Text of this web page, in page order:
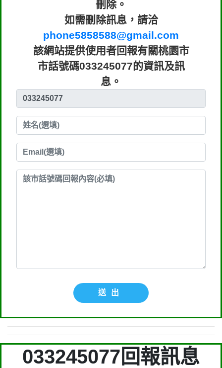
刪除。
如需刪除訊息，請洽
phone5858588@gmail.com
該網站提供使用者回報有關桃園市
市話號碼033245077的資訊及訊
息。
送出
033245077回報訊息